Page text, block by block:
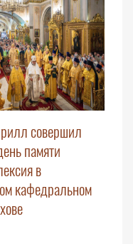
совершил
памяти
в
кафедральном